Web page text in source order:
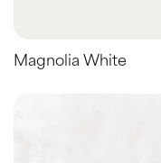
Magnolia White